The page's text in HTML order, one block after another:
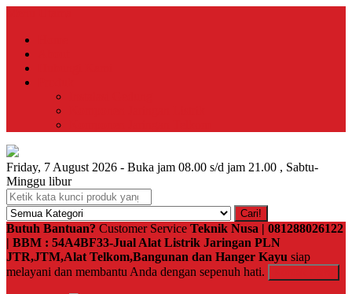
Friday, 7 August 2026 - Buka jam 08.00 s/d jam 21.00 , Sabtu-
Minggu libur
Cari!
Butuh Bantuan? Customer Service Teknik Nusa | 081288026122
| BBM : 54A4BF33-Jual Alat Listrik Jaringan PLN
JTR,JTM,Alat Telkom,Bangunan dan Hanger Kayu siap
melayani dan membantu Anda dengan sepenuh hati.